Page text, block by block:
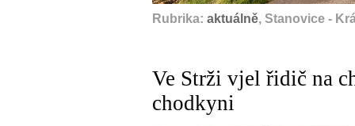
Rubrika: aktuálně, Stanovice -
Ve Strži vjel řidič na
chodkyni